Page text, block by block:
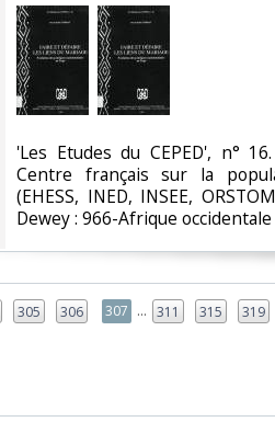
‎'Les Etudes du CEPED', n°
Centre français sur la
(EHESS, INED, INSEE,
Dewey : 966-Afrique occidentale‎
305 306 307 ... 311 315 319